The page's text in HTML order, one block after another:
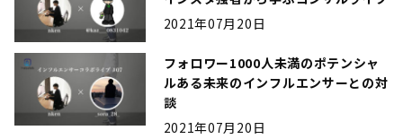
2021年07月20日
フォロワー1000人未満のポテンシャ
ルある未来のインフルエンサーとの対
談
2021年07月20日